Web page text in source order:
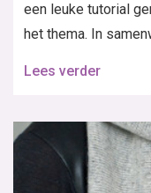
een leuke tutorial
het thema. In
Lees verder